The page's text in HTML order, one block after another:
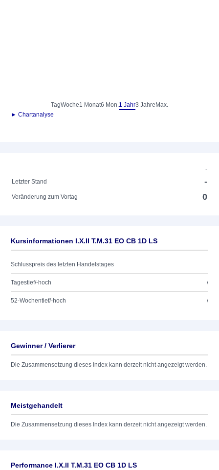
TagWoche1 Monat6 Mon.1 Jahr3 Jahre Max.
► Chartanalyse
-
Letzter Stand
-
Veränderung zum Vortag 0
Kursinformationen I.X.II T.M.31 EO CB 1D LS
Schlusspreis des letzten Handelstages
Tagestief/-hoch /
52-Wochentief/-hoch /
Gewinner / Verlierer
Die Zusammensetzung dieses Index kann derzeit nicht angezeigt werden.
Meistgehandelt
Die Zusammensetzung dieses Index kann derzeit nicht angezeigt werden.
Performance I.X.II T.M.31 EO CB 1D LS